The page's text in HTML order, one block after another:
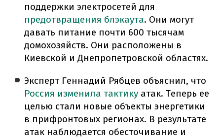
поддержки электросетей для
предотвращения блэкаута. Они могут
давать питание почти 600 тысячам
домохозяйств. Они расположены в
Киевской и Днепропетровской областях.
Эксперт Геннадий Рябцев объяснил, что
Россия изменила тактику атак. Теперь ее
целью стали новые объекты энергетики
в прифронтовых регионах. В результате
атак наблюдается обесточивание и